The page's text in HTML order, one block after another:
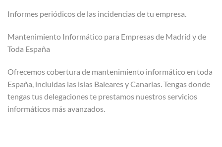
Informes periódicos de las incidencias de tu empresa.
Mantenimiento Informático para Empresas de Madrid y de
Toda España
Ofrecemos cobertura de mantenimiento informático en toda
España, incluidas las islas Baleares y Canarias. Tengas donde
tengas tus delegaciones te prestamos nuestros servicios
informáticos más avanzados.